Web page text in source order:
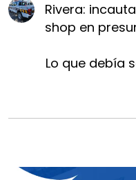
Rivera:
shop en
Lo que debía